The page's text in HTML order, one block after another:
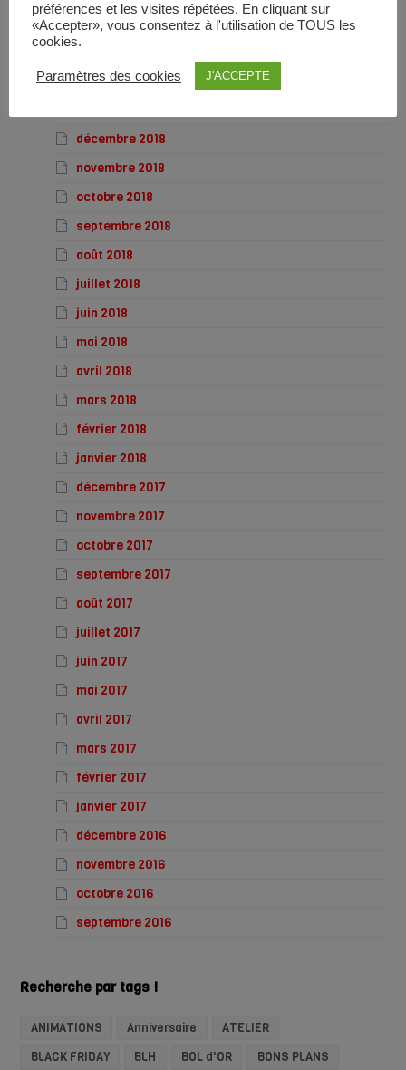
avril 2019
mars 2019
février 2019
décembre 2018
novembre 2018
octobre 2018
septembre 2018
août 2018
juillet 2018
juin 2018
mai 2018
avril 2018
mars 2018
février 2018
janvier 2018
décembre 2017
novembre 2017
octobre 2017
septembre 2017
août 2017
juillet 2017
juin 2017
mai 2017
avril 2017
mars 2017
février 2017
janvier 2017
décembre 2016
novembre 2016
octobre 2016
septembre 2016
Recherche par tags !
ANIMATIONS Anniversaire
ATELIER
BLACK FRIDAY
BLH BOL d'OR
BONS PLANS
préférences et les visites répétées. En cliquant sur
«Accepter», vous consentez à l'utilisation de TOUS les
cookies.
Paramètres des cookies J'ACCEPTE